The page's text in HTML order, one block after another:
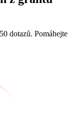
dotazů. Pomáhejte